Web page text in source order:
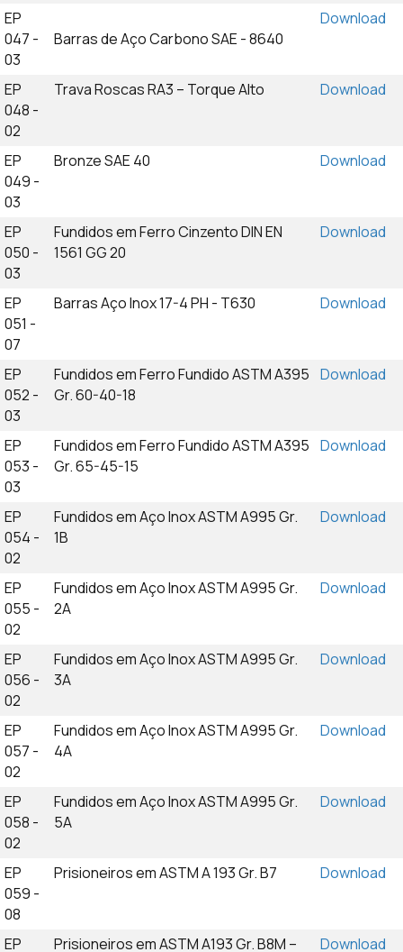
EP
047 -
03
Barras de Aço Carbono SAE - 8640
Download
EP
048 -
02
Trava Roscas RA3 – Torque Alto Download
EP
049 -
03
Bronze SAE 40 Download
EP
050 -
03
Fundidos em Ferro Cinzento DIN EN
1561 GG 20
Download
EP
051 -
07
Barras Aço Inox 17-4 PH - T630 Download
EP
052 -
03
Fundidos em Ferro Fundido ASTM A395
Gr. 60-40-18
Download
EP
053 -
03
Fundidos em Ferro Fundido ASTM A395
Gr. 65-45-15
Download
EP
054 -
02
Fundidos em Aço Inox ASTM A995 Gr.
1B
Download
EP
055 -
02
Fundidos em Aço Inox ASTM A995 Gr.
2A
Download
EP
056 -
02
Fundidos em Aço Inox ASTM A995 Gr.
3A
Download
EP
057 -
02
Fundidos em Aço Inox ASTM A995 Gr.
4A
Download
EP
058 -
02
Fundidos em Aço Inox ASTM A995 Gr.
5A
Download
EP
059 -
08
Prisioneiros em ASTM A 193 Gr. B7 Download
EP
Prisioneiros em ASTM A193 Gr. B8M –
Download